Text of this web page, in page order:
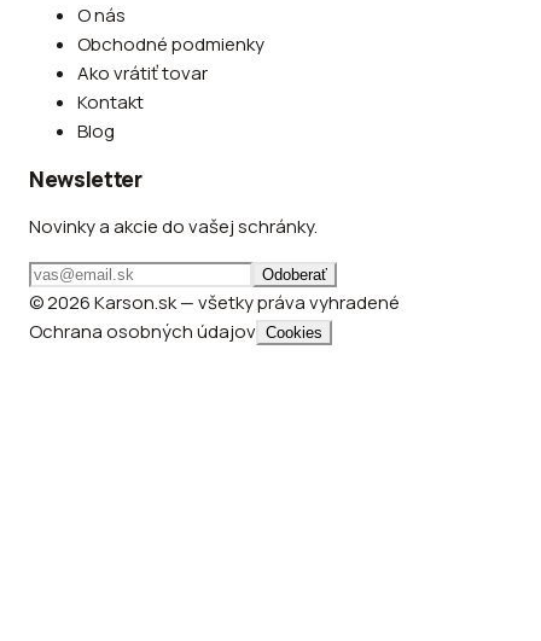
O nás
Obchodné podmienky
Ako vrátiť tovar
Kontakt
Blog
Newsletter
Novinky a akcie do vašej schránky.
Odoberať
© 2026 Karson.sk — všetky práva vyhradené
Ochrana osobných údajov Cookies